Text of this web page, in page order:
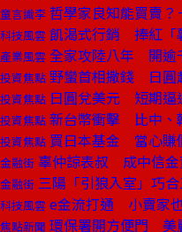
童言識李 哲學家良知能買賣
科技風雲 飢渴式行銷 捧紅「
產業風雲 全家攻陸八年 開逾
投資焦點 野蠻首相撒錢 日圓
投資焦點 日圓兌美元 短期逼
投資焦點 新台幣衝擊 比中、
投資焦點 買日本基金 當心賺
金融街 辜仲諒表叔 成中信金
金融街 三陽「引狼入室」巧
科技風雲 e金流打通 小賣家
焦點新聞 環保署開方便門 美